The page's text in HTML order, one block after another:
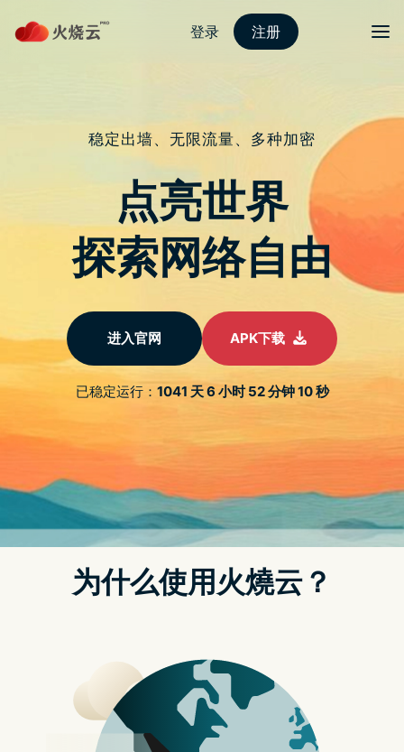
至
正
文 protonvpn下载
i9-13900K 实测影片於中国现身，多核心效能
比 i9-12900KF 平均提升达 35%
这次 i9-13900K 的保密似乎没有做得很好，几天前网路上已经陆
续出现一些效能跑分，稍早在中国更现身一部 i9-13900K 的实测
了，因此没意外效能应该就是这样，多核心部分有着明显提升，
跟目前最强的 i9-12900KF 相比，提升达 35%，非常亮眼。
i9-13900K 实测影片於中国现身，多核心效能比
Intel 13 代酷睿i9-13900K性能测试」的影片，他们先前其实就有
拿到 i9-13900K ES 版（Q0D7），不过时脉只有到 4GHz，也非
常难超频，顶多 1.225V 可稳定运行 4.5GHz，1.45V 跑 4.6GHz
基本上都死机。原本他们打算把 i9-12900KF 降频至 4.5GHz，不
过最近他们又收到 QS 版，这问题也迎刃而解，可以直接进行比
E-Core，比起目前的 i9-12900K 还多 8 个 E-Core，核心数达到
24 个，执行绪也增加至 32 个，就跟之前的传闻一样：
基础时脉为 3GHz，比 12 代少 200MHz。超频时脉效能全核最
高可达 5.5GHz，双核更能提升到 5.8GHz，光是规格部分比 i9-